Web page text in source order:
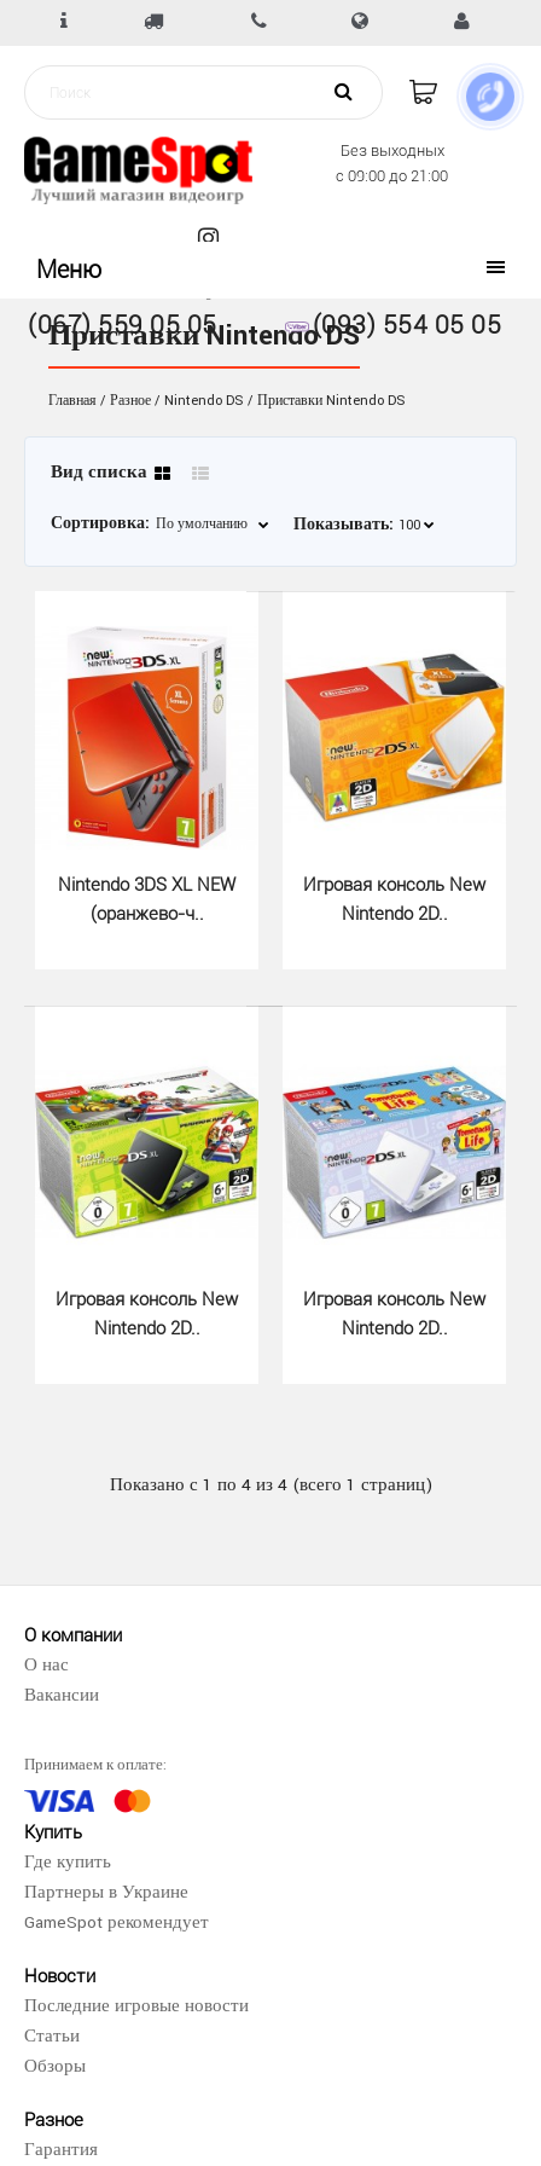
Без выходных
с 09:00 до 21:00
(067) 559 05 05 (093) 554 05 05
Меню
Приставки Nintendo DS
Главная Разное Nintendo DS Приставки Nintendo DS
Вид списка
Сортировка: Показывать:
Nintendo 3DS XL NEW (оранжево-ч..
Новая Nintendo 3DS XL Orange & Black это портативная
консоль основной фишкой которой является 3D..
Игровая консоль New Nintendo 2D..
Игровая консоль New Nintendo 2DS XL - это свежее
Nintendo 3DS XL NEW
(оранжево-ч..
Игровая консоль New
Nintendo 2D..
Игровая консоль New
Nintendo 2D..
Игровая консоль New
Nintendo 2D..
Показано с 1 по 4 из 4 (всего 1 страниц)
О компании
О нас
Вакансии
Принимаем к оплате:
Купить
Где купить
Партнеры в Украине
GameSpot рекомендует
Новости
Последние игровые новости
Статьи
Обзоры
Разное
Гарантия